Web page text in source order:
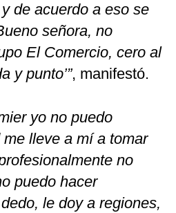
de acuerdo a eso se
señora, no
El Comercio, cero al
y punto’”, manifestó.
yo no puedo
lleve a mí a tomar
no
puedo hacer
le doy a regiones,